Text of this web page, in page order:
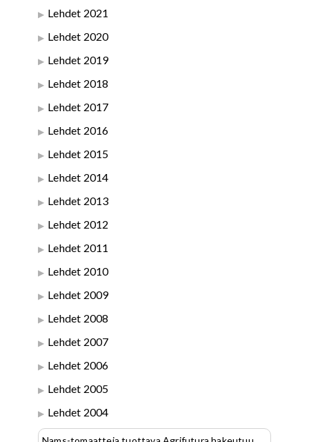
Lehdet 2021
Lehdet 2020
Lehdet 2019
Lehdet 2018
Lehdet 2017
Lehdet 2016
Lehdet 2015
Lehdet 2014
Lehdet 2013
Lehdet 2012
Lehdet 2011
Lehdet 2010
Lehdet 2009
Lehdet 2008
Lehdet 2007
Lehdet 2006
Lehdet 2005
Lehdet 2004